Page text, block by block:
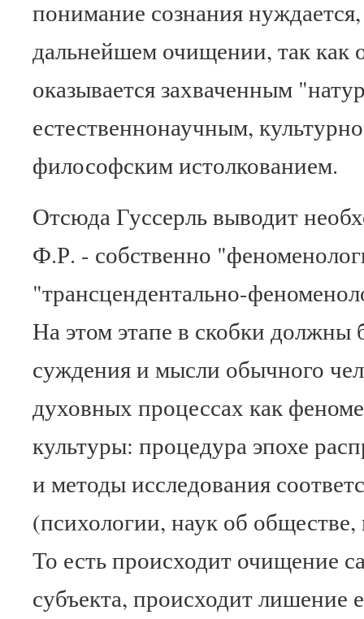
понимание сознания
дальнейшем очищении, так как
оказывается захваченным
естественнонаучным,
философским истолкованием.
Отсюда Гуссерль выводит
Ф.Р. - собственно
"трансцендентально-
На этом этапе в скобки должны
суждения и мысли обычного
духовных процессах как
культуры: процедура эпохе
и методы исследования
(психологии, наук об обществе,
То есть происходит очищение
субъекта, происходит лишение